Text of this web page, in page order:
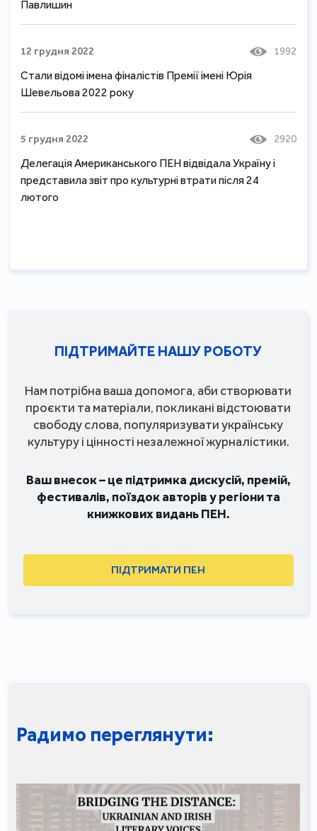
Павлишин
12 грудня 2022 1992
Стали відомі імена фіналістів Премії імені Юрія
Шевельова 2022 року
5 грудня 2022 2920
Делегація Американського ПЕН відвідала Україну і
представила звіт про культурні втрати після 24
лютого
ПІДТРИМАЙТЕ НАШУ РОБОТУ
Нам потрібна ваша допомога, аби створювати
проєкти та матеріали, покликані відстоювати
свободу слова, популяризувати українську
культуру і цінності незалежної журналістики.
Ваш внесок – це підтримка дискусій, премій,
фестивалів, поїздок авторів у регіони та
книжкових видань ПЕН.
ПІДТРИМАТИ ПЕН
Радимо переглянути: